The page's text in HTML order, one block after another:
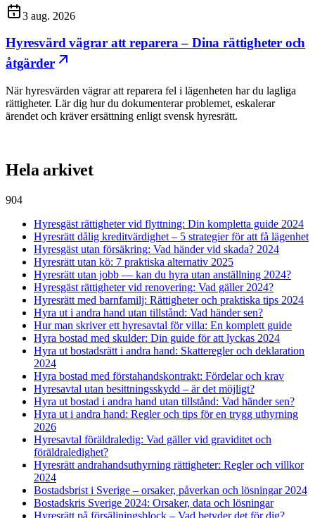
3 aug. 2026
Hyresvärd vägrar att reparera – Dina rättigheter och
åtgärder
När hyresvärden vägrar att reparera fel i lägenheten har du lagliga
rättigheter. Lär dig hur du dokumenterar problemet, eskalerar
ärendet och kräver ersättning enligt svensk hyresrätt.
Hela arkivet
904
Hyresgäst rättigheter vid flyttning: Din kompletta guide 2024
Hyresrätt dålig kreditvärdighet – 5 strategier för att få lägenhet
Hyresgäst utan försäkring: Vad händer vid skada? 2024
Hyresrätt utan kö: 7 praktiska alternativ 2025
Hyresrätt utan jobb — kan du hyra utan anställning 2024?
Hyresgäst rättigheter vid renovering: Vad gäller 2024?
Hyresrätt med barnfamilj: Rättigheter och praktiska tips 2024
Hyra ut i andra hand utan tillstånd: Vad händer sen?
Hur man skriver ett hyresavtal för villa: En komplett guide
Hyra bostad med skulder: Din guide för att lyckas 2024
Hyra ut bostadsrätt i andra hand: Skatteregler och deklaration
2024
Hyra bostad med förstahandskontrakt: Fördelar och krav
Hyresavtal utan besittningsskydd – är det möjligt?
Hyra ut bostad i andra hand utan tillstånd: Vad händer sen?
Hyra ut i andra hand: Regler och tips för en trygg uthyrning
2026
Hyresavtal föräldraledig: Vad gäller vid graviditet och
föräldraledighet?
Hyresrätt andrahandsuthyrning rättigheter: Regler och villkor
2024
Bostadsbrist i Sverige – orsaker, påverkan och lösningar 2024
Bostadskris Sverige 2024: Orsaker, data och lösningar
Hyresrätt på försäljningsblock – Vad betyder det för dig?